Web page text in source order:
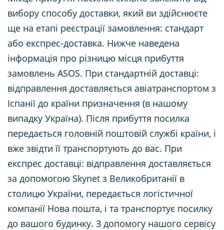
вибору способу доставки, який ви здійснюєте
ще на етапі реєстрації замовлення: стандарт
або експрес-доставка. Нижче наведена
інформація про різницю місця прибуття
замовлень ASOS. При стандартній доставці:
відправлення доставляється авіатранспортом з
Іспанії до країни призначення (в нашому
випадку Україна). Після прибуття посилка
передається головній поштовій службі країни, і
вже звідти її транспортують до вас. При
експрес доставці: відправлення доставляється
за допомогою Skynet з Великобританії в
столицю України, передається логістичної
компанії Нова пошта, і та транспортує посилку
до вашого будинку. З допомогу нашого сервісу